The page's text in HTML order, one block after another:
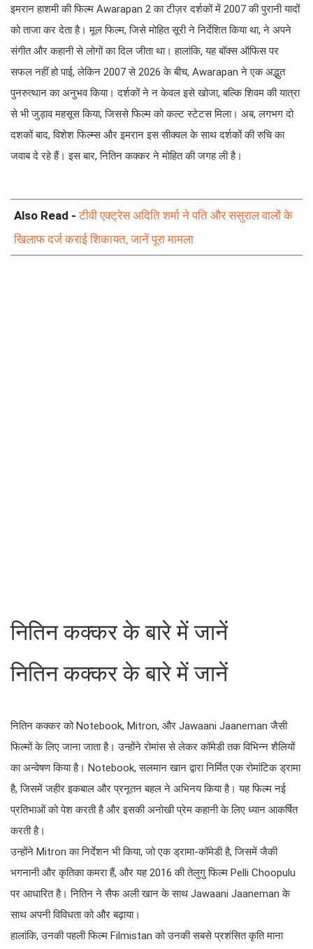
इमरान हाशमी की फिल्म Awarapan 2 का टीज़र दर्शकों में 2007 की पुरानी यादों
को ताजा कर देता है। मूल फिल्म, जिसे मोहित सूरी ने निर्देशित किया था, ने अपने
संगीत और कहानी से लोगों का दिल जीता था। हालांकि, यह बॉक्स ऑफिस पर
सफल नहीं हो पाई, लेकिन 2007 से 2026 के बीच, Awarapan ने एक अद्भुत
पुनरुत्थान का अनुभव किया। दर्शकों ने न केवल इसे खोजा, बल्कि शिवम की यात्रा
से भी जुड़ाव महसूस किया, जिससे फिल्म को कल्ट स्टेटस मिला। अब, लगभग दो
दशकों बाद, विशेश फिल्म्स और इमरान इस सीक्वल के साथ दर्शकों की रुचि का
जवाब दे रहे हैं। इस बार, नितिन कक्कर ने मोहित की जगह ली है।
Also Read -टीवी एक्ट्रेस अदिति शर्मा ने पति और ससुराल वालों के
खिलाफ दर्ज कराई शिकायत, जानें पूरा मामला
नितिन कक्कर के बारे में जानें
नितिन कक्कर के बारे में जानें
नितिन कक्कर को Notebook, Mitron, और Jawaani Jaaneman जैसी
फिल्मों के लिए जाना जाता है। उन्होंने रोमांस से लेकर कॉमेडी तक विभिन्न शैलियों
का अन्वेषण किया है। Notebook, सलमान खान द्वारा निर्मित एक रोमांटिक ड्रामा
है, जिसमें जहीर इकबाल और प्रनूतन बहल ने अभिनय किया है। यह फिल्म नई
प्रतिभाओं को पेश करती है और इसकी अनोखी प्रेम कहानी के लिए ध्यान आकर्षित
करती है।
उन्होंने Mitron का निर्देशन भी किया, जो एक ड्रामा-कॉमेडी है, जिसमें जैकी
भगनानी और कृतिका कमरा हैं, और यह 2016 की तेलुगु फिल्म Pelli Choopulu
पर आधारित है। नितिन ने सैफ अली खान के साथ Jawaani Jaaneman के
साथ अपनी विविधता को और बढ़ाया।
हालांकि, उनकी पहली फिल्म Filmistan को उनकी सबसे प्रशंसित कृति माना